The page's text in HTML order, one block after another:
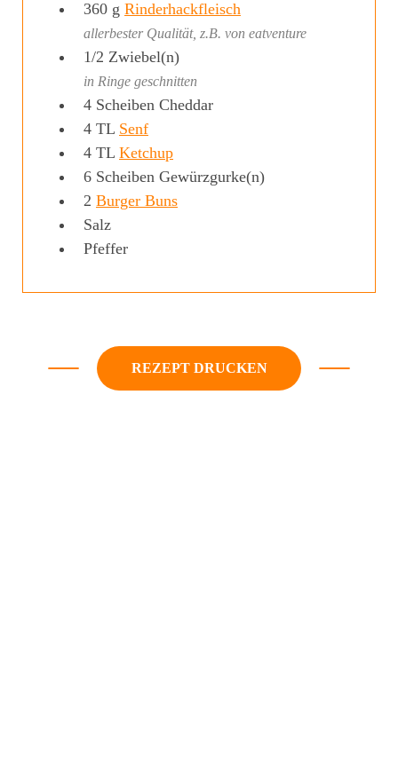
360 g Rinderhackfleisch
allerbester Qualität, z.B. von eatventure
1/2 Zwiebel(n)
in Ringe geschnitten
4 Scheiben Cheddar
4 TL Senf
4 TL Ketchup
6 Scheiben Gewürzgurke(n)
2 Burger Buns
Salz
Pfeffer
REZEPT DRUCKEN